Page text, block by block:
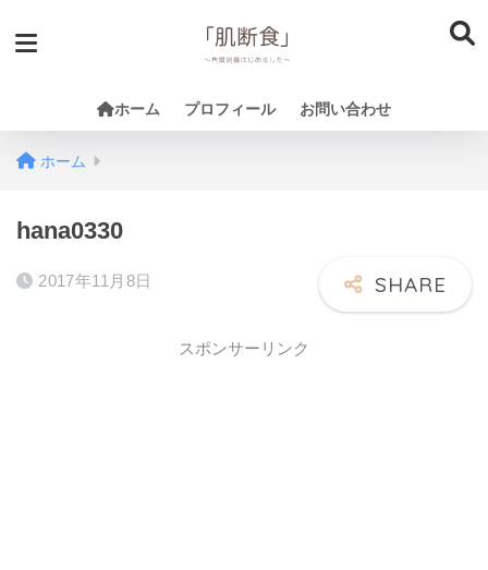
ホーム プロフィール お問い合わせ
ホーム
hana0330
2017年11月8日
スポンサーリンク